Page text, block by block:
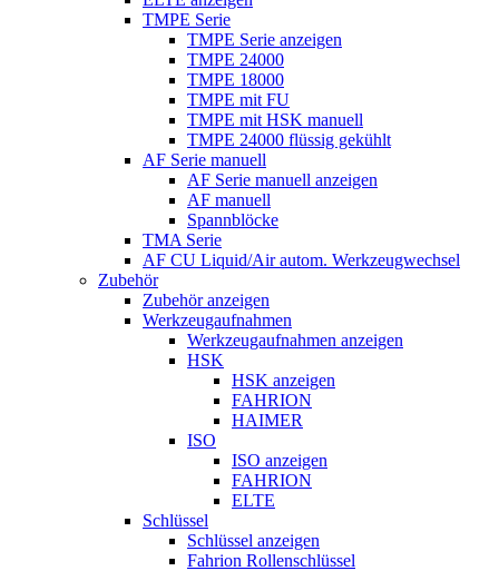
TMPE Serie
TMPE Serie anzeigen
TMPE 24000
TMPE 18000
TMPE mit FU
TMPE mit HSK manuell
TMPE 24000 flüssig gekühlt
AF Serie manuell
AF Serie manuell anzeigen
AF manuell
Spannblöcke
TMA Serie
AF CU Liquid/Air autom. Werkzeugwechsel
Zubehör
Zubehör anzeigen
Werkzeugaufnahmen
Werkzeugaufnahmen anzeigen
HSK
HSK anzeigen
FAHRION
HAIMER
ISO
ISO anzeigen
FAHRION
ELTE
Schlüssel
Schlüssel anzeigen
Fahrion Rollenschlüssel